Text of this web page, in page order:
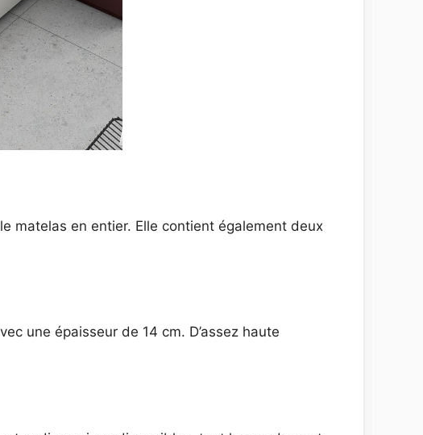
matelas en entier. Elle contient également deux
une épaisseur de 14 cm. D’assez haute